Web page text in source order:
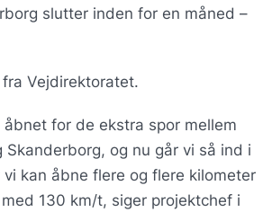
slutter inden for en måned –
Vejdirektoratet.
for de ekstra spor mellem
Skanderborg, og nu går vi så ind i
kan åbne flere og flere kilometer
130 km/t, siger projektchef i